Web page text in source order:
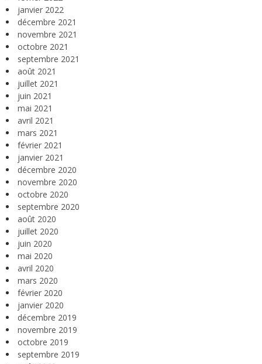
janvier 2022
décembre 2021
novembre 2021
octobre 2021
septembre 2021
août 2021
juillet 2021
juin 2021
mai 2021
avril 2021
mars 2021
février 2021
janvier 2021
décembre 2020
novembre 2020
octobre 2020
septembre 2020
août 2020
juillet 2020
juin 2020
mai 2020
avril 2020
mars 2020
février 2020
janvier 2020
décembre 2019
novembre 2019
octobre 2019
septembre 2019